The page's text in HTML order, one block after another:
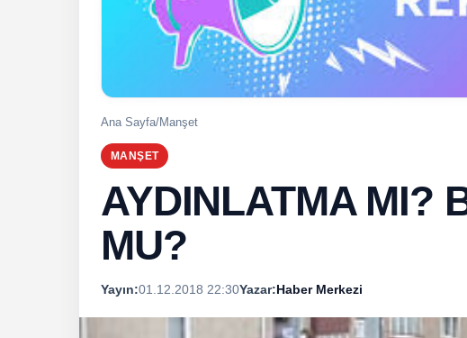
Ana Sayfa/Manşet
MANŞET
AYDINLATMA MI?
MU?
Yayın:01.12.2018 22:30Yazar:Haber Merkezi